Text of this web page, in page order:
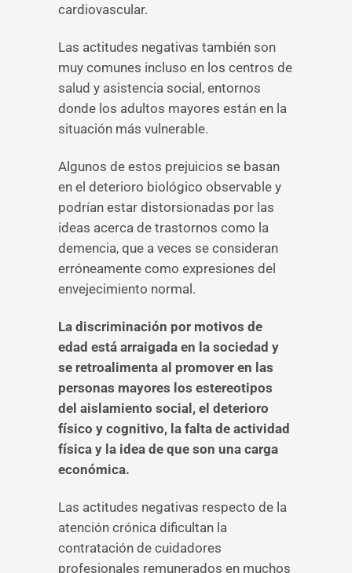
cardiovascular.
Las actitudes negativas también son
muy comunes incluso en los centros de
salud y asistencia social, entornos
donde los adultos mayores están en la
situación más vulnerable.
Algunos de estos prejuicios se basan
en el deterioro biológico observable y
podrían estar distorsionadas por las
ideas acerca de trastornos como la
demencia, que a veces se consideran
erróneamente como expresiones del
envejecimiento normal.
La discriminación por motivos de
edad está arraigada en la sociedad y
se retroalimenta al promover en las
personas mayores los estereotipos
del aislamiento social, el deterioro
físico y cognitivo, la falta de actividad
física y la idea de que son una carga
económica.
Las actitudes negativas respecto de la
atención crónica dificultan la
contratación de cuidadores
profesionales remunerados en muchos